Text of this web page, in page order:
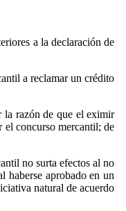
a la declaración de
a reclamar un crédito
la razón de que el eximir
el concurso mercantil; de
no surta efectos al no
haberse aprobado en un
natural de acuerdo